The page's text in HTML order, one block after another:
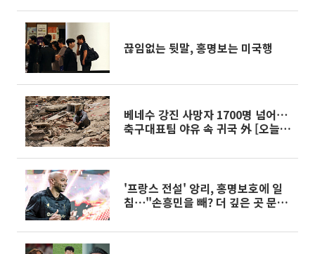
끊임없는 뒷말, 홍명보는 미국행
베네수 강진 사망자 1700명 넘어⋯
축구대표팀 야유 속 귀국 外 [오늘의
'프랑스 전설' 앙리, 홍명보호에 일
침⋯"손흥민을 빼? 더 깊은 곳 문